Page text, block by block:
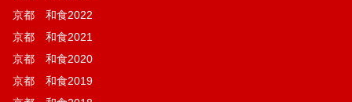
京都 和食2022
京都 和食2021
京都 和食2020
京都 和食2019